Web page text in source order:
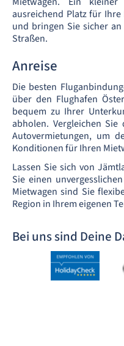
ausreichend Platz für Ihre
und bringen Sie sicher
Straßen.
Anreise
Die besten
über den Flughafen
bequem zu Ihrer
abholen. Vergleichen
Autovermietungen, um
Konditionen für Ihren
Lassen Sie sich von
Sie einen
Mietwagen sind Sie
Region in Ihrem eigenen
Bei uns sind Deine